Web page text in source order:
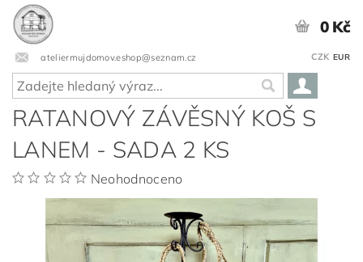
ateliermujdomov.eshop@seznam.cz CZK EUR
0 Kč
RATANOVÝ ZÁVĚSNÝ KOŠ S
LANEM - SADA 2 KS
Neohodnoceno